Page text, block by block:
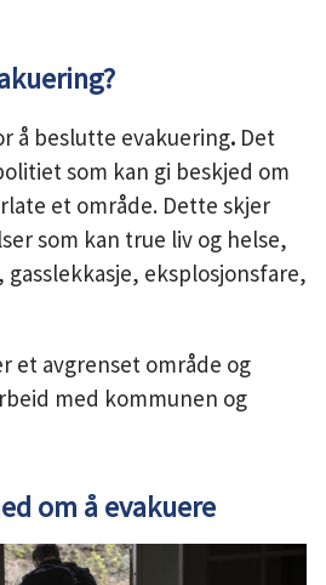
å beslutte evakuering. Det
som kan gi beskjed om
et område. Dette skjer
som kan true liv og helse,
eksplosjonsfare,
et avgrenset område og
med kommunen og
om å evakuere